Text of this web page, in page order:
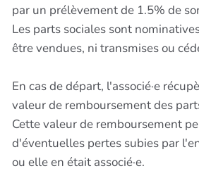
par un prélèvement de 1.5% de
Les parts sociales sont
être vendues, ni transmises ou
En cas de départ, l'associé·e
valeur de remboursement des
Cette valeur de remboursement
d'éventuelles pertes subies par
ou elle en était associé·e.